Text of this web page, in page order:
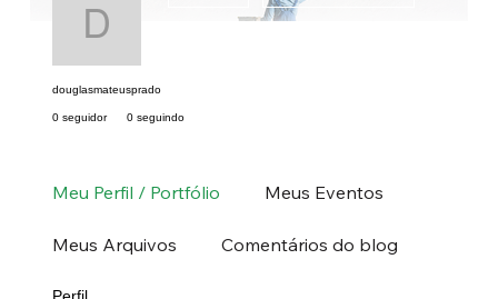
douglasmateusprado
douglasmateusprado
0 seguidor 0 seguindo
Meu Perfil / Portfólio Meus Eventos
Meus Arquivos Comentários do blog
Perfil